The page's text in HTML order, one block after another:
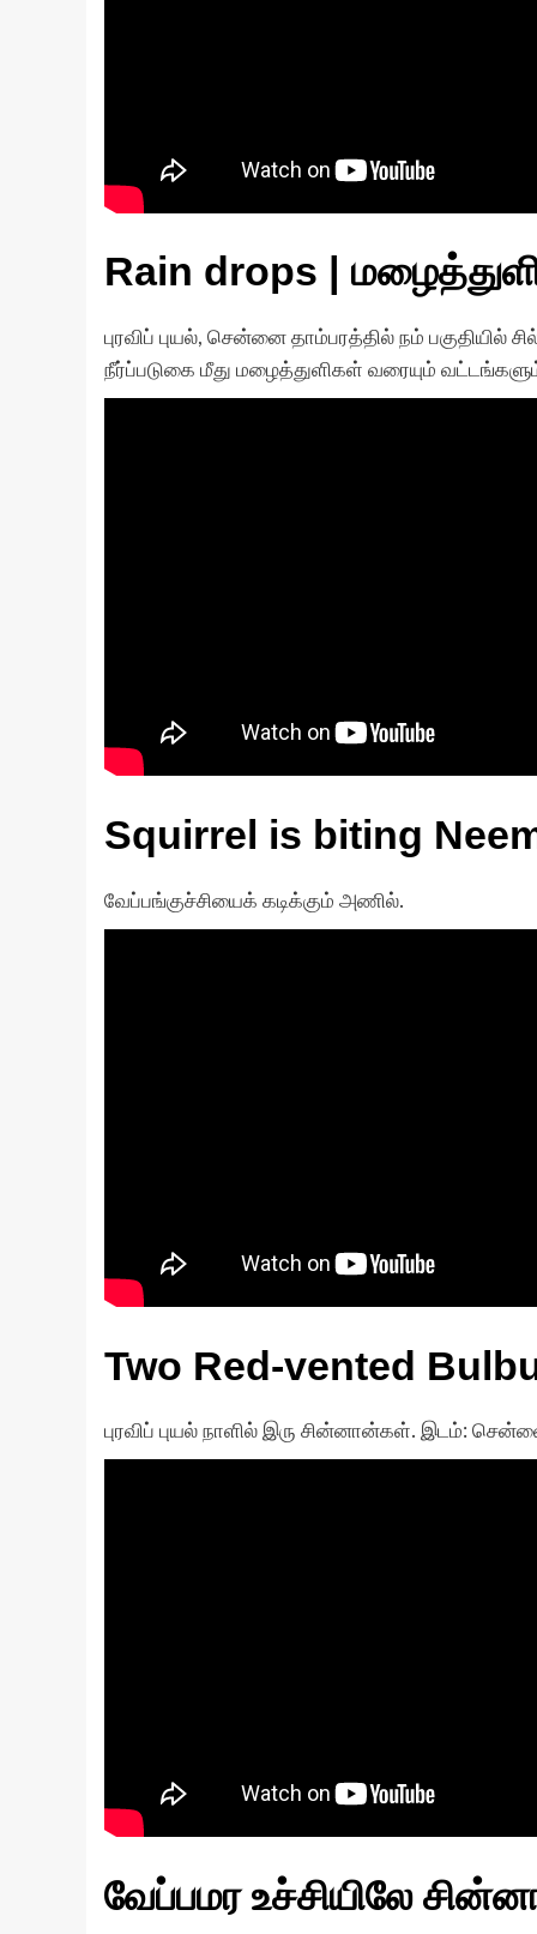
Rain drops |
புரவிப் புயல், சென்னை தாம்பரத்தில் நம் பகுதியில்
நீர்ப்படுகை மீது மழைத்துளிகள் வரையும்
Squirrel is biting
வேப்பங்குச்சியைக் கடிக்கும் அணில்.
Two Red-vented
புரவிப் புயல் நாளில் இரு சின்னான்கள். இடம்:
வேப்பமர உச்சியிலே